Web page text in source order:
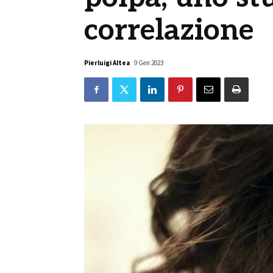
correlazione
Pierluigi Altea 9 Gen 2023